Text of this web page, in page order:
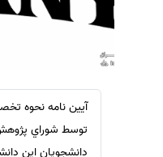
ترجمه عربی به فارسی
سفارش ویرایش
سفارش فرمت‌بندی
سفارش کاهش کمیت
سفارش معرفی مجله
سفارش معرفی مقاله
آيين نامه نحوه
توسط شوراي
دانشجویان این